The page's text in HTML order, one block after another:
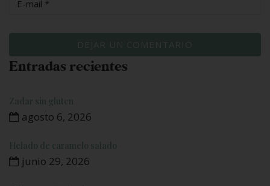
Entradas recientes
Zadar sin gluten
agosto 6, 2026
Helado de caramelo salado
junio 29, 2026